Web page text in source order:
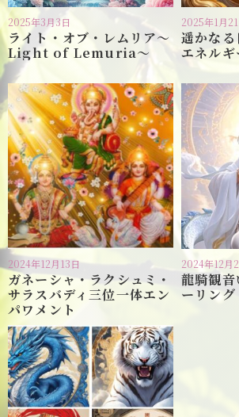
2025年3月3日
ライト・オブ・レムリア〜
Light of Lemuria〜
2025年1月
遥かな
エネルギ
2024年12月13日
ガネーシャ・ラクシュミ・
サラスバディ三位一体エン
パワメント
2024年12月
龍騎観音
ーリング